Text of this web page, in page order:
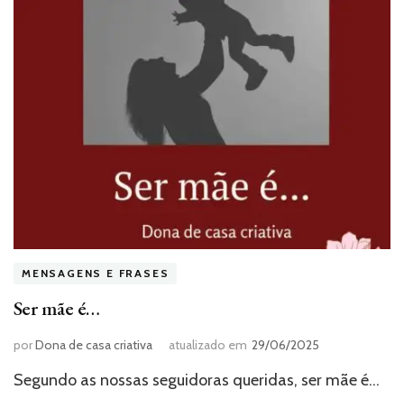
MENSAGENS E FRASES
Ser mãe é…
porDona de casa criativa atualizado em 29/06/2025
Segundo as nossas seguidoras queridas, ser mãe é…